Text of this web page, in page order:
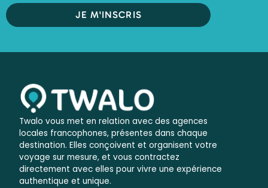
JE M'INSCRIS
Twalo vous met en relation avec des agences
locales francophones, présentes dans chaque
destination. Elles conçoivent et organisent votre
voyage sur mesure, et vous contractez
directement avec elles pour vivre une expérience
authentique et unique.